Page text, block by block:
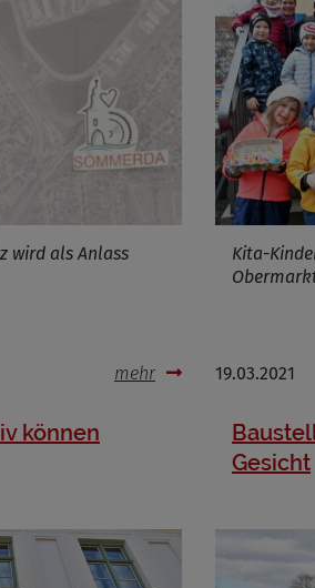
wird als Anlass
mehr
Kita-
19.03.2021
können
Gesicht
Cookie Laufzeit